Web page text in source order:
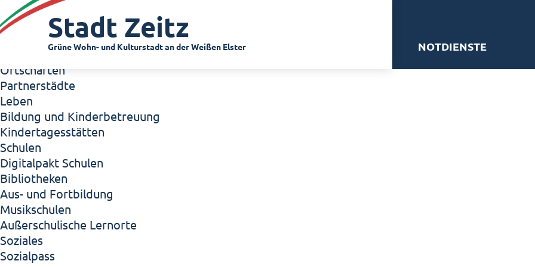
Zeitz - Die Kleinstadt
Willkommen in Zeitz!
Interview mit Oberbürgermeister Christian Thieme
Zeitz - Stadt der Zukunft
Ortschaften
Partnerstädte
Leben
Bildung und Kinderbetreuung
Kindertagesstätten
Schulen
Digitalpakt Schulen
Bibliotheken
Aus- und Fortbildung
Musikschulen
Außerschulische Lernorte
Soziales
Sozialpass
Stadt Zeitz
Grüne Wohn- und Kulturstadt an der Weißen Elster NOTDIENSTE